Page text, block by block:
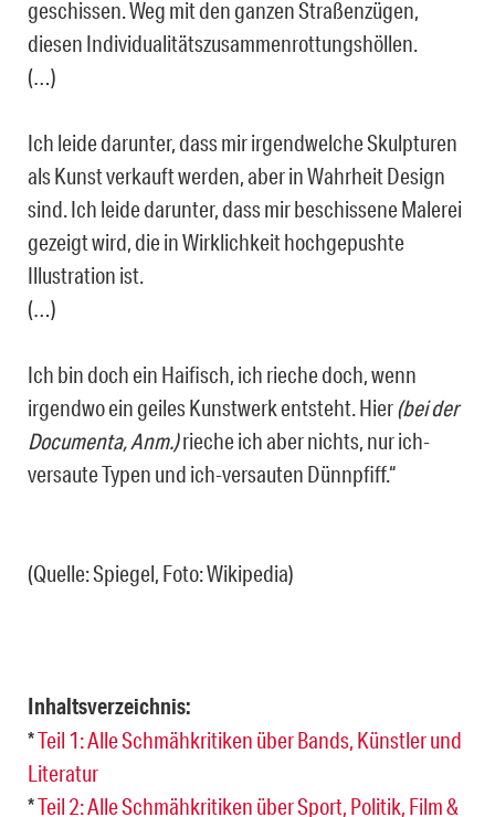
geschissen. Weg mit den ganzen Straßenzügen,
diesen Individualitätszusammenrottungshöllen.
(…)
Ich leide darunter, dass mir irgendwelche Skulpturen
als Kunst verkauft werden, aber in Wahrheit Design
sind. Ich leide darunter, dass mir beschissene Malerei
gezeigt wird, die in Wirklichkeit hochgepushte
Illustration ist.
(…)
Ich bin doch ein Haifisch, ich rieche doch, wenn
irgendwo ein geiles Kunstwerk entsteht. Hier(bei der
Documenta, Anm.)rieche ich aber nichts, nur ich-
versaute Typen und ich-versauten Dünnpfiff.“
(Quelle: Spiegel, Foto: Wikipedia)
Inhaltsverzeichnis:
*Teil 1: Alle Schmähkritiken über Bands, Künstler und
Literatur
*Teil 2: Alle Schmähkritiken über Sport, Politik, Film &